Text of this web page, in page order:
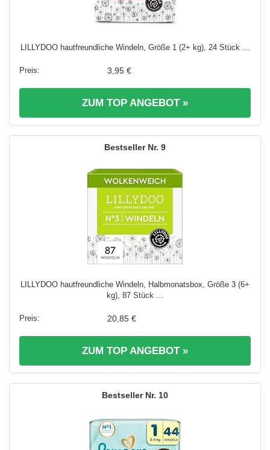
LILLYDOO hautfreundliche Windeln, Größe 1 (2+ kg), 24 Stück ...
3,95 €
ZUM TOP ANGEBOT »
9
LILLYDOO hautfreundliche Windeln, Halbmonatsbox, Größe 3 (6+
kg), 87 Stück ...
20,85 €
ZUM TOP ANGEBOT »
10